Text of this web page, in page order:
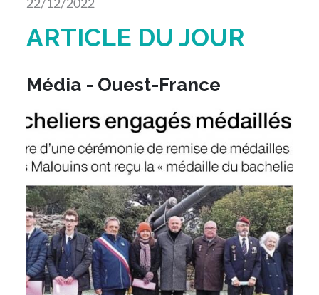
22/12/2022
ARTICLE DU JOUR
Média - Ouest-France